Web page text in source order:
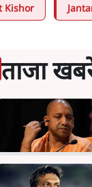
Kishor
ताजा